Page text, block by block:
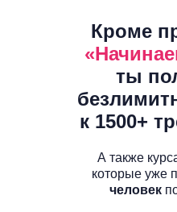
А также
которые уже
человек
Кроме
ты
к 1500+